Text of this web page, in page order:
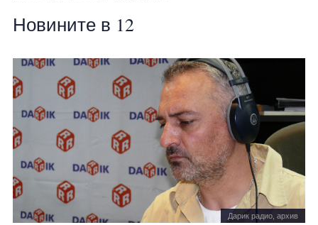
Новините в 12
Дарик радио, архив